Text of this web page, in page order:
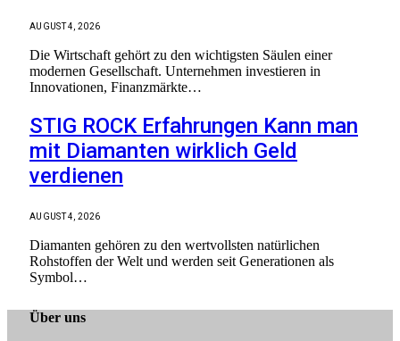
AUGUST 4, 2026
Die Wirtschaft gehört zu den wichtigsten Säulen einer
modernen Gesellschaft. Unternehmen investieren in
Innovationen, Finanzmärkte…
STIG ROCK Erfahrungen Kann man
mit Diamanten wirklich Geld
verdienen
AUGUST 4, 2026
Diamanten gehören zu den wertvollsten natürlichen
Rohstoffen der Welt und werden seit Generationen als
Symbol…
Über uns